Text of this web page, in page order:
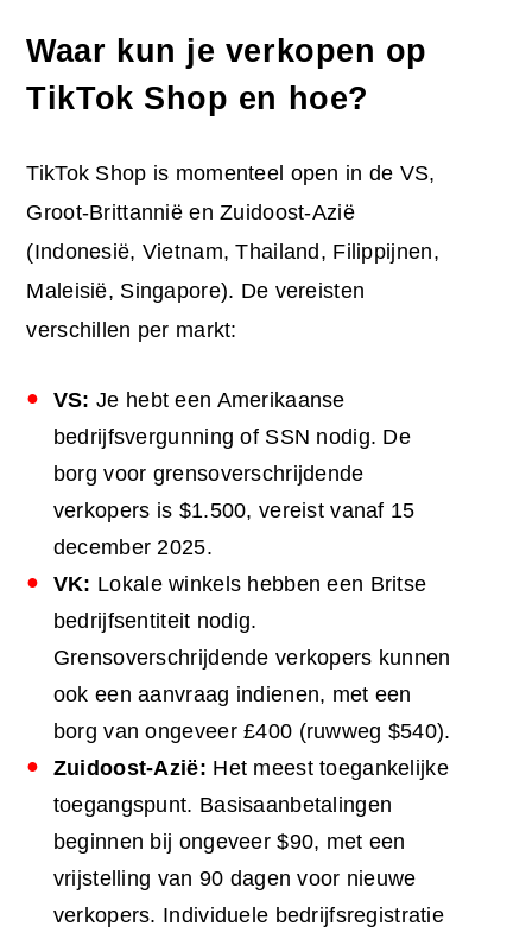
Waar kun je verkopen op
TikTok Shop en hoe?
TikTok Shop is momenteel open in de VS,
Groot-Brittannië en Zuidoost-Azië
(Indonesië, Vietnam, Thailand, Filippijnen,
Maleisië, Singapore). De vereisten
verschillen per markt:
VS: Je hebt een Amerikaanse
bedrijfsvergunning of SSN nodig. De
borg voor grensoverschrijdende
verkopers is $1.500, vereist vanaf 15
december 2025.
VK: Lokale winkels hebben een Britse
bedrijfsentiteit nodig.
Grensoverschrijdende verkopers kunnen
ook een aanvraag indienen, met een
borg van ongeveer £400 (ruwweg $540).
Zuidoost-Azië: Het meest toegankelijke
toegangspunt. Basisaanbetalingen
beginnen bij ongeveer $90, met een
vrijstelling van 90 dagen voor nieuwe
verkopers. Individuele bedrijfsregistratie